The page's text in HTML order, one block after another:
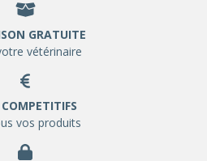
GRATUITE
vétérinaire
vos produits